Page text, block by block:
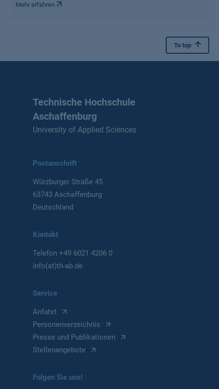
Mehr erfahren
To top
Technische Hochschule
Aschaffenburg
University of Applied Sciences
Postanschrift
Würzburger Straße 45
63743 Aschaffenburg
Deutschland
Kontakt
Telefon+49 6021 4206 0
info(at)th-ab.de
Service
Anfahrt
Personenverzeichnis
Presse und Publikationen
Stellenangebote
Folgen Sie uns!